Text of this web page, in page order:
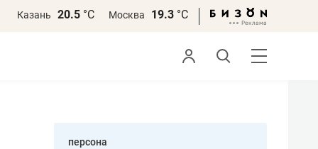
Казань 20.5 °С Москва 19.3 °С
персона